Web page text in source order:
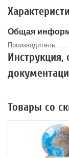
Общая
Производитель
Инструкция,
Товары со